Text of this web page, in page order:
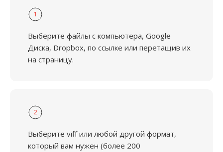
1
Выберите файлы с компьютера, Google
Диска, Dropbox, по ссылке или перетащив их
на страницу.
2
Выберите viff или любой другой формат,
который вам нужен (более 200